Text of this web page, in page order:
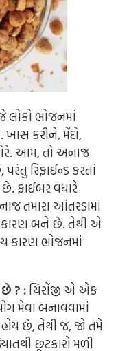
લોકો ભોજનમાં
કરીને, મેંદો,
આમ, તો અનાજ
રિફાઈન્ડ કરતાં
ફાઈબર વધારે
તમારા આંતરડામાં
બને છે. તેથી એ
કારણ ભોજનમાં
છે ? :ચિરોંજી એ એક
મેવા બનાવવામાં
હોય છે, તેથી જ, જો તમે
છૂટકારો મળી